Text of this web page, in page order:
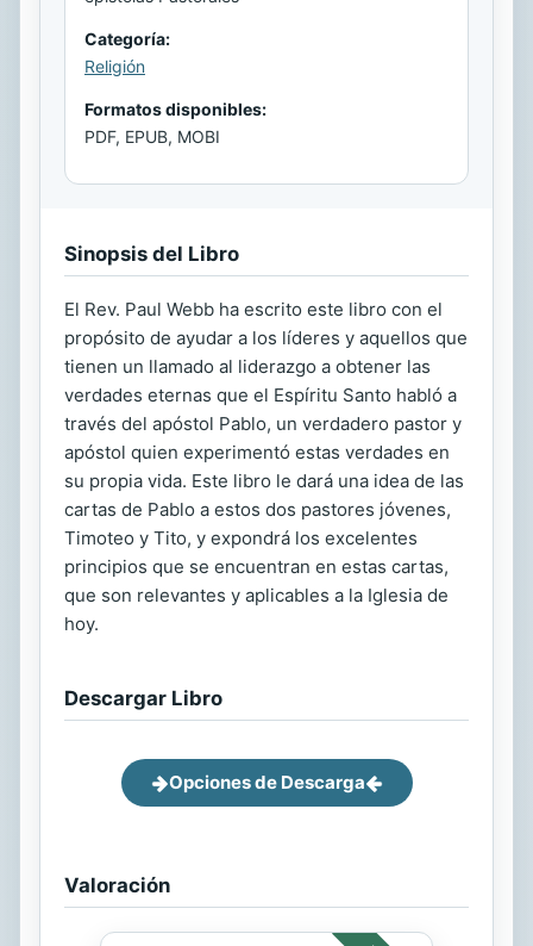
Categoría:
Religión
Formatos disponibles:
PDF, EPUB, MOBI
Sinopsis del Libro
El Rev. Paul Webb ha escrito este libro con el
propósito de ayudar a los líderes y aquellos que
tienen un llamado al liderazgo a obtener las
verdades eternas que el Espíritu Santo habló a
través del apóstol Pablo, un verdadero pastor y
apóstol quien experimentó estas verdades en
su propia vida. Este libro le dará una idea de las
cartas de Pablo a estos dos pastores jóvenes,
Timoteo y Tito, y expondrá los excelentes
principios que se encuentran en estas cartas,
que son relevantes y aplicables a la Iglesia de
hoy.
Descargar Libro
Opciones de Descarga
Valoración